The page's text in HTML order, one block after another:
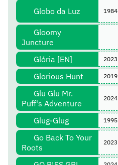
Globo da Luz 1984
Gloomy
Juncture
Glória [EN] 2023
Glorious Hunt 2019
Glu Glu Mr.
Puff's Adventure
2024
Glug-Glug 1995
Go Back To Your
Roots
2023